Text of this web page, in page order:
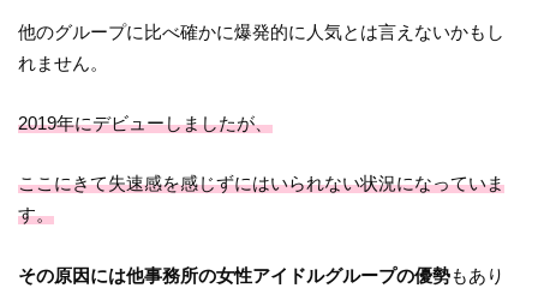
他のグループに比べ確かに爆発的に人気とは言えないかもし
れません。
2019年にデビューしましたが、
ここにきて失速感を感じずにはいられない状況になっていま
す。
その原因には他事務所の女性アイドルグループの優勢もあり